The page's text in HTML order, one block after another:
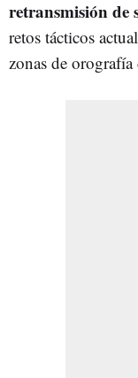
retransmisión de
retos tácticos
zonas de